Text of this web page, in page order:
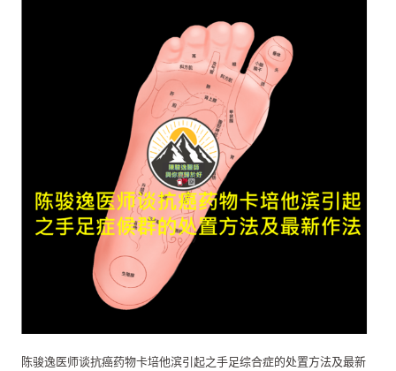
陈骏逸医师谈抗癌药物卡培他滨引起之手足综合症的处置方法及最新